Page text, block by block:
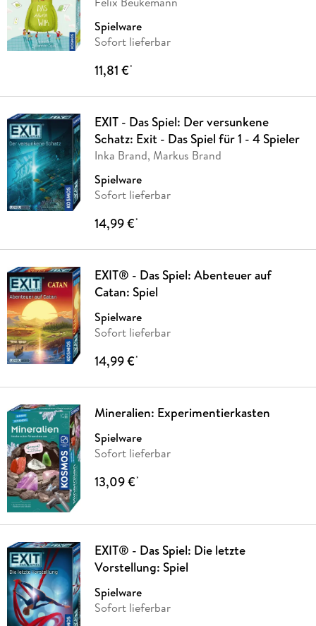
Spielware
Sofort lieferbar
11,81 €*
EXIT - Das Spiel: Der versunkene
Schatz: Exit - Das Spiel für 1 - 4 Spieler
Inka Brand, Markus Brand
Spielware
Sofort lieferbar
14,99 €*
EXIT® - Das Spiel: Abenteuer auf
Catan: Spiel
Spielware
Sofort lieferbar
14,99 €*
Mineralien: Experimentierkasten
Spielware
Sofort lieferbar
13,09 €*
EXIT® - Das Spiel: Die letzte
Vorstellung: Spiel
Spielware
Sofort lieferbar